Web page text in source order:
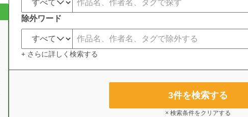
除外ワード
+ さらに詳しく検索する
3件を検索する
× 検索条件をクリアする